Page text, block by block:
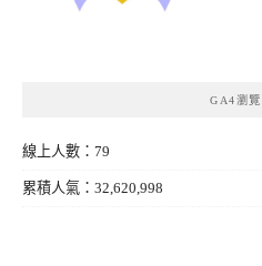
GA4瀏
線上人數：79
累積人氣：32,620,998